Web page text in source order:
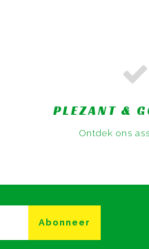
PLEZANT &
Ontdek ons
Abonneer